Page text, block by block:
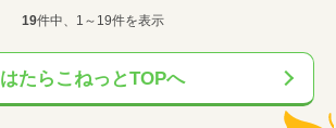
19件中、1～19件を表示
はたらこねっとTOPへ